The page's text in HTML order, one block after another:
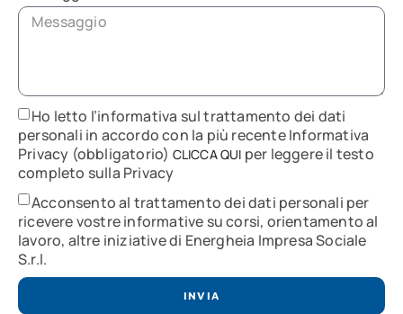
Ho letto l’informativa sul trattamento dei dati
personali in accordo con la più recente Informativa
Privacy (obbligatorio) CLICCA QUI per leggere il testo
completo sulla Privacy
Acconsento al trattamento dei dati personali per
ricevere vostre informative su corsi, orientamento al
lavoro, altre iniziative di Energheia Impresa Sociale
S.r.l.
INVIA